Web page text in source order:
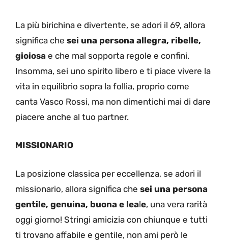
La più birichina e divertente, se adori il 69, allora
significa che sei una persona allegra, ribelle,
gioiosa e che mal sopporta regole e confini.
Insomma, sei uno spirito libero e ti piace vivere la
vita in equilibrio sopra la follia, proprio come
canta Vasco Rossi, ma non dimentichi mai di dare
piacere anche al tuo partner.
MISSIONARIO
La posizione classica per eccellenza, se adori il
missionario, allora significa che sei una persona
gentile, genuina, buona e leale, una vera rarità
oggi giorno! Stringi amicizia con chiunque e tutti
ti trovano affabile e gentile, non ami però le